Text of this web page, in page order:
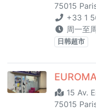
75015
+33 1
周一至
日韩超市
15 Av.
75015